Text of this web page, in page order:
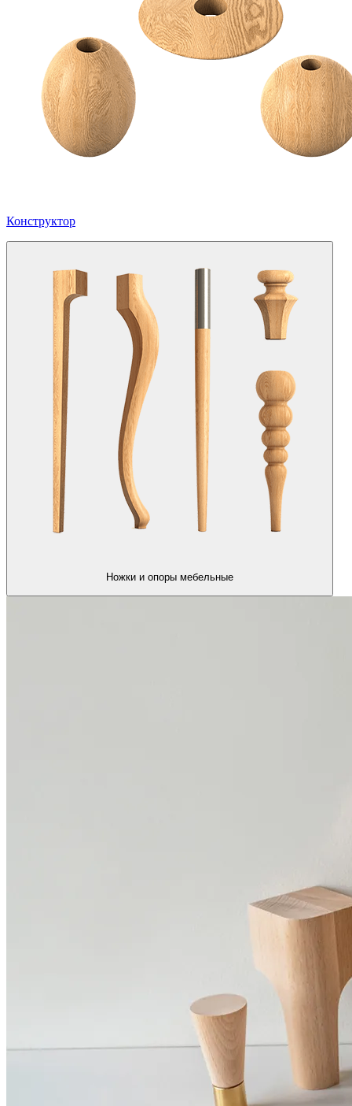
Конструктор
Ножки и опоры мебельные